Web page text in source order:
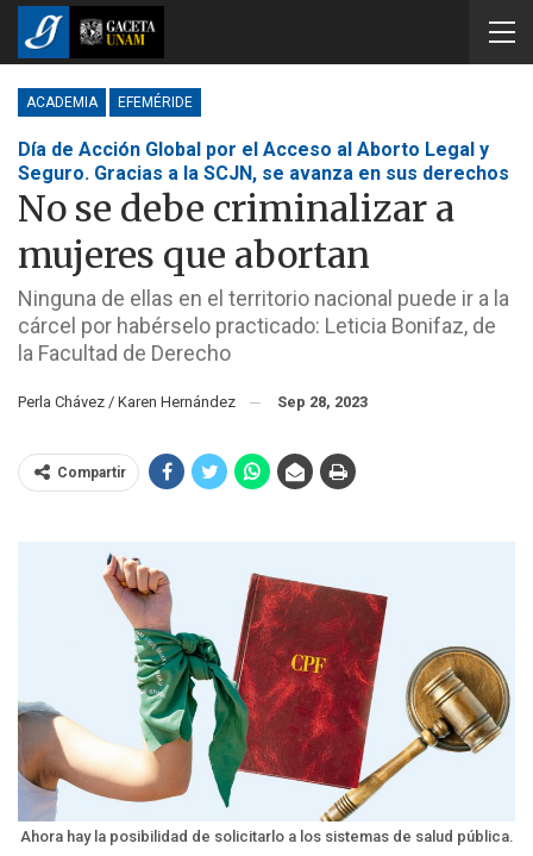
ACADEMIA EFEMÉRIDE
Día de Acción Global por el Acceso al Aborto Legal y
Seguro. Gracias a la SCJN, se avanza en sus derechos
No se debe criminalizar a
mujeres que abortan
Ninguna de ellas en el territorio nacional puede ir a la
cárcel por habérselo practicado: Leticia Bonifaz, de
la Facultad de Derecho
Perla Chávez / Karen Hernández Sep 28, 2023
Compartir
Ahora hay la posibilidad de solicitarlo a los sistemas de salud pública.